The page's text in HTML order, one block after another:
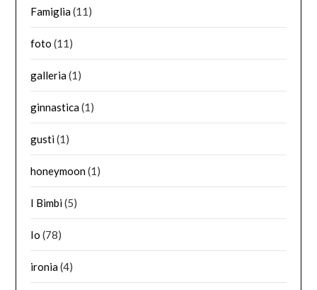
Famiglia(11)
foto (11)
galleria(1)
ginnastica(1)
gusti(1)
honeymoon(1)
I Bimbi(5)
Io (78)
ironia(4)